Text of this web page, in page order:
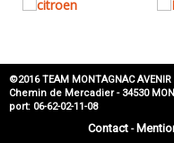
©2016 TEAM MONTAGNAC
Chemin de Mercadier - 34530
port: 06-62-02-11-08
Contact-